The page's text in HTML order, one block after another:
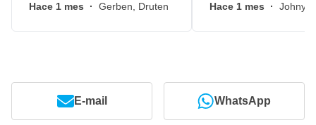
Hace 1 mes · Gerben, Druten
Hace 1 mes · Johny,
E-mail WhatsApp